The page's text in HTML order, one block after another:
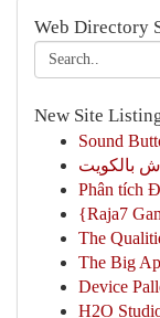
Web Directory
New Site
Sound
بالكويت
Phân tích
{Raja7
The
The Big
Device
H2O